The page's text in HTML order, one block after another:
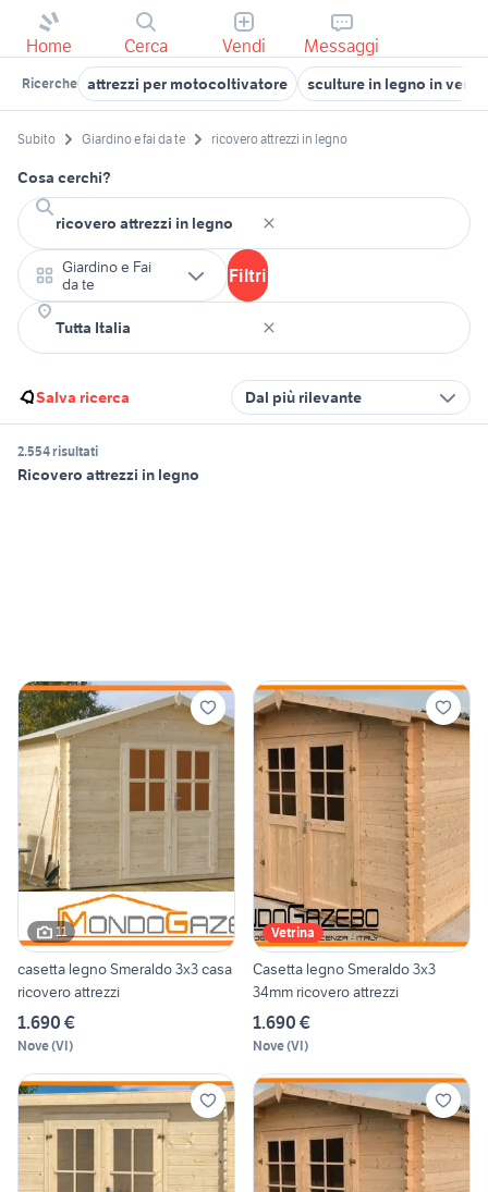
Home Cerca Vendi Messaggi
Ricerche attrezzi per motocoltivatore sculture in legno in
Subito Giardino e fai da te ricovero attrezzi in legno
Cosa cerchi?
Giardino e Fai
da te
Filtri
Salva ricerca Dal più rilevante
2.554 risultati
Ricovero attrezzi in legno
11
casetta legno Smeraldo 3x3 casa
ricovero attrezzi
1.690 €
Nove(VI)
Vetrina
Casetta legno Smeraldo 3x3
34mm ricovero attrezzi
1.690 €
Nove(VI)